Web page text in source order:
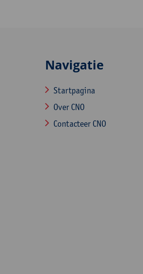
Navigatie
Startpagina
Over CNO
Contacteer CNO